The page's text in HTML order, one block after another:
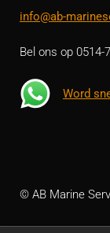
info@ab-
Bel ons op 0514-
Word
© AB Marine